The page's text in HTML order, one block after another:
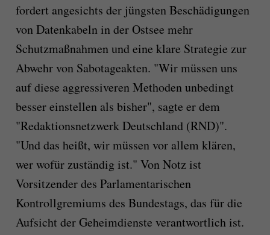
fordert angesichts der jüngsten Beschädigungen
von Datenkabeln in der Ostsee mehr
Schutzmaßnahmen und eine klare Strategie zur
Abwehr von Sabotageakten. "Wir müssen uns
auf diese aggressiveren Methoden unbedingt
besser einstellen als bisher", sagte er dem
"Redaktionsnetzwerk Deutschland (RND)".
"Und das heißt, wir müssen vor allem klären,
wer wofür zuständig ist." Von Notz ist
Vorsitzender des Parlamentarischen
Kontrollgremiums des Bundestags, das für die
Aufsicht der Geheimdienste verantwortlich ist.